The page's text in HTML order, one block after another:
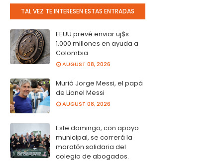
TAL VEZ TE INTERESEN ESTAS ENTRADAS
EEUU prevé enviar uj$s
1.000 millones en ayuda a
Colombia
AUGUST 08, 2026
Murió Jorge Messi, el papá
de Lionel Messi
AUGUST 08, 2026
Este domingo, con apoyo
municipal, se correrá la
maratón solidaria del
colegio de abogados.